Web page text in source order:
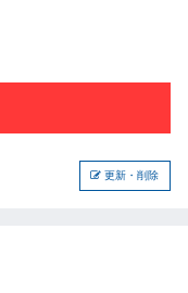
更新・削除